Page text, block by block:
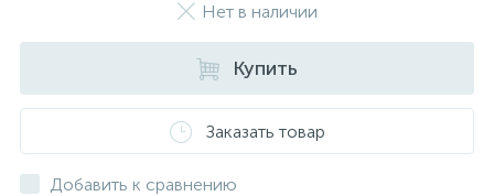
Нет в наличии
Купить
Заказать товар
Добавить к сравнению